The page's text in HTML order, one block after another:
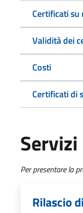
Certificati
Validità dei
Costi
Certificati di
Servizi
Per presentare la
Rilascio